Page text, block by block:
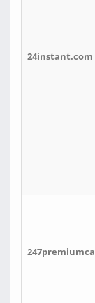
24instant.com